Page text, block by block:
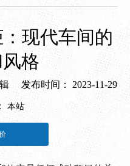
现代车间的
格
发布时间： 2023-11-29
本站